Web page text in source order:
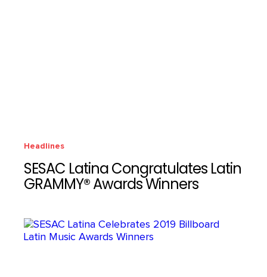
Headlines
SESAC Latina Congratulates Latin
GRAMMY® Awards Winners